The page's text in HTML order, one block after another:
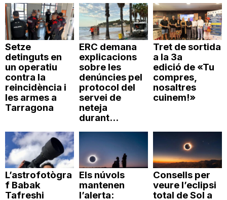
Setze
detinguts en
un operatiu
contra la
reincidència i
les armes a
Tarragona
ERC demana
explicacions
sobre les
denúncies pel
protocol del
servei de
neteja
durant...
Tret de sortida
a la 3a
edició de «Tu
compres,
nosaltres
cuinem!»
L’astrofotògra
f Babak
Tafreshi
Els núvols
mantenen
l’alerta:
Consells per
veure l’eclipsi
total de Sol a